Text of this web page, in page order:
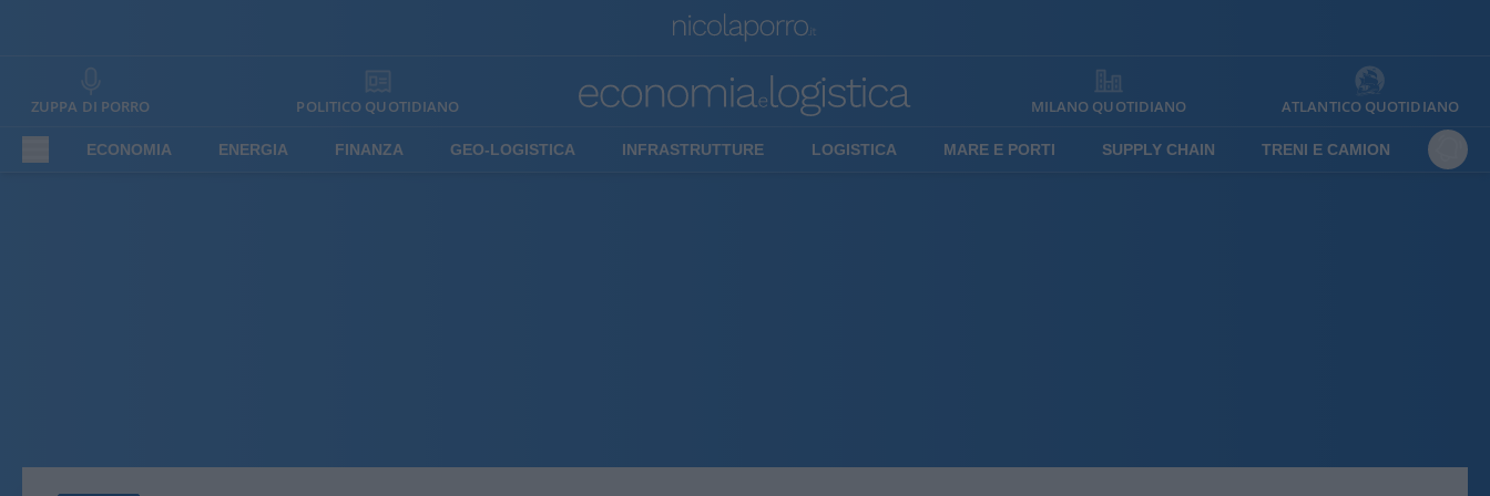
ZUPPA DI PORRO POLITICO QUOTIDIANO MILANO QUOTIDIANO ATLANTICO QUOTIDIANO
ECONOMIA ENERGIA FINANZA GEO-LOGISTICA INFRASTRUTTURE LOGISTICA MARE E PORTI SUPPLY CHAIN TRENI E CAMION